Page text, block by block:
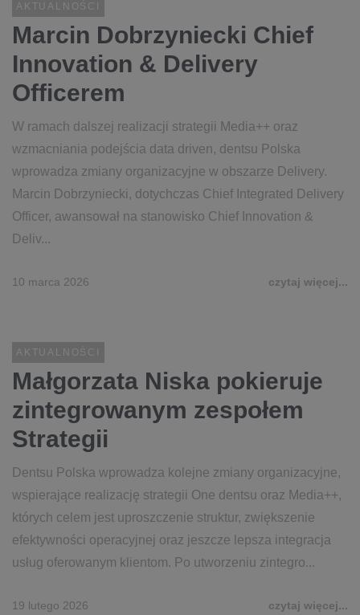
AKTUALNOŚCI
Marcin Dobrzyniecki Chief
Innovation & Delivery
Officerem
W ramach dalszej realizacji strategii Media++ oraz
wzmacniania podejścia data driven, dentsu Polska
wprowadza zmiany organizacyjne w obszarze Delivery.
Marcin Dobrzyniecki, dotychczas Chief Integrated Delivery
Officer, awansował na stanowisko Chief Innovation &
Deliv...
10 marca 2026 czytaj więcej...
AKTUALNOŚCI
Małgorzata Niska pokieruje
zintegrowanym zespołem
Strategii
Dentsu Polska wprowadza kolejne zmiany organizacyjne,
wspierające realizację strategii One dentsu oraz Media++,
których celem jest uproszczenie struktur, zwiększenie
efektywności operacyjnej oraz jeszcze lepsza integracja
usług oferowanym klientom. Po utworzeniu zintegro...
19 lutego 2026 czytaj więcej...